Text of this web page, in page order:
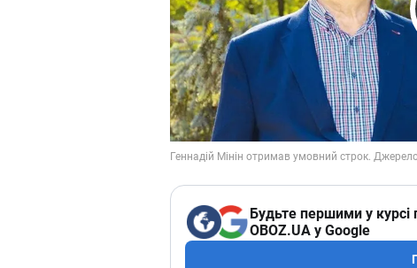
Будьте першими у курсі
OBOZ.UA у Google